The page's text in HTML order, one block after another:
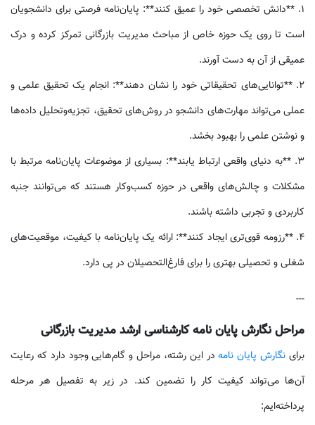
1. **دانش تخصصی خود را عمیق کنند**: پایان‌نامه فرصتی برای دانشجویان
است تا روی یک حوزه خاص از مباحث مدیریت بازرگانی تمرکز کرده و درک
عمیقی از آن به دست آورند.
2. **توانایی‌های تحقیقاتی خود را نشان دهند**: انجام یک تحقیق علمی و
عملی می‌تواند مهارت‌های دانشجو در روش‌های تحقیق، تجزیه‌وتحلیل داده‌ها
و نوشتن علمی را بهبود بخشد.
3. **به دنیای واقعی ارتباط یابند**: بسیاری از موضوعات پایان‌نامه مرتبط با
مشکلات و چالش‌های واقعی در حوزه کسب‌وکار هستند که می‌توانند جنبه
کاربردی و تجربی داشته باشند.
4. **رزومه قوی‌تری ایجاد کنند**: ارائه یک پایان‌نامه با کیفیت، موقعیت‌های
شغلی و تحصیلی بهتری را برای فارغ‌التحصیلان در پی دارد.
---
مراحل نگارش پایان نامه کارشناسی ارشد مدیریت بازرگانی
براینگارش پایان نامهدر این رشته، مراحل و گام‌هایی وجود دارد که رعایت
آن‌ها می‌تواند کیفیت کار را تضمین کند. در زیر به تفصیل هر مرحله
پرداخته‌ایم: